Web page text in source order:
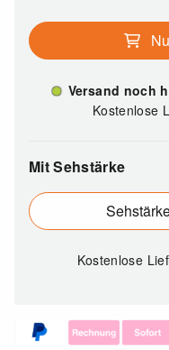
Versand noch
Kostenlose
Mit Sehstärke
Kostenlose